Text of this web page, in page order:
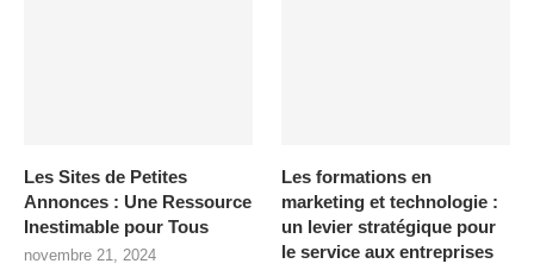
Les Sites de Petites
Annonces : Une Ressource
Inestimable pour Tous
novembre 21, 2024
Les formations en
marketing et technologie :
un levier stratégique pour
le service aux entreprises